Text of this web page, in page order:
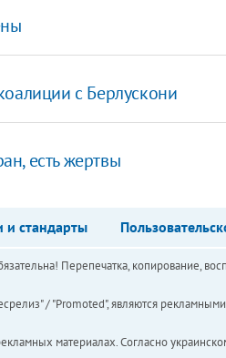
с Берлускони
есть жертвы
и стандарты
Перепечатка, копирование,
/ "Promoted", являются
материалах. Согласно